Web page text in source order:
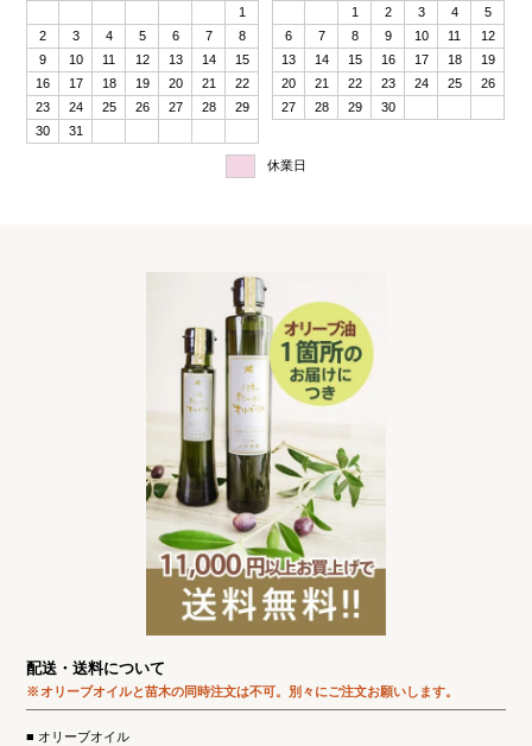
1
2
3 4 5 6 7
8
9
10 11 12 13 14
15
16
17 18 19 20 21
22
23
24 25 26 27 28
29
30
31
1
2 3 4
5
6
7 8 9 10 11
12
13
14 15 16 17 18
19
20
21 22 23 24 25
26
27
28 29 30
休業日
配送・送料について
オリーブオイルと苗木の同時注文は不可。 別々にご注文お願いします。
オリーブオイル